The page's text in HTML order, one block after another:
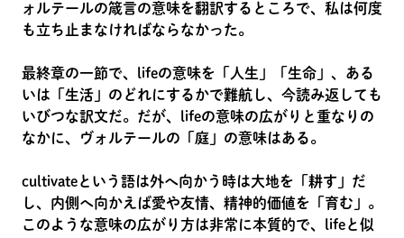
ォルテールの箴言の意味を翻訳するところで、私は何度
も立ち止まなければならなかった。
最終章の一節で、lifeの意味を「人生」「生命」、ある
いは「生活」のどれにするかで難航し、今読み返しても
いびつな訳文だ。だが、lifeの意味の広がりと重なりの
なかに、ヴォルテールの「庭」の意味はある。
cultivateという語は外へ向かう時は大地を「耕す」だ
し、内側へ向かえば愛や友情、精神的価値を「育む」。
このような意味の広がり方は非常に本質的で、lifeと似